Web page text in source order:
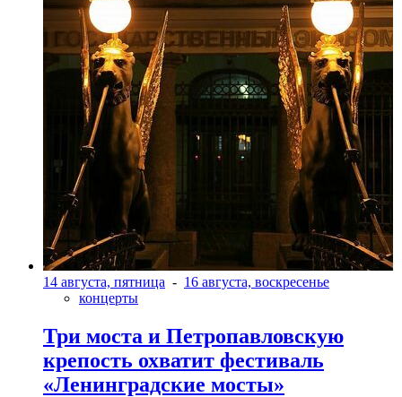
14 августа, пятница - 16 августа, воскресенье
концерты
Три моста и Петропавловскую
крепость охватит фестиваль
«Ленинградские мосты»